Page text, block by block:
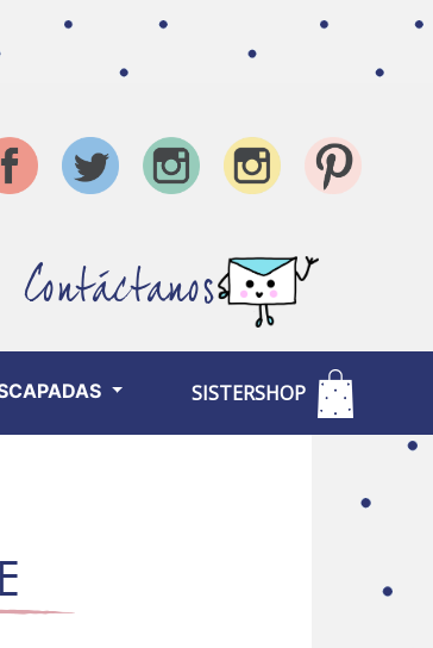
Contáctanos
SISTERSHOP